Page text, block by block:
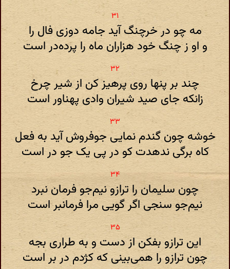
مه چو در خرچنگ آید جامه دوزی فال را
و او ز چنگ خود هزاران ماه را پرده‌در است
چند بر پنها روی پرهیز کن از شیر چرخ
زانکه جای صید شیران وادی پهناور است
خوشه چون گندم نمایی جوفروش آید به فعل
کاه برگی ندهدت کو در پی یک جو در است
چون سلیمان را ترازو نیم‌جو فرمان نبرد
نیم‌جو سنجی اگر گویی مرا فرمانبر است
این ترازو بفکن از دست و به طراری بجه
چون ترازو را همی‌بینی که کژدم در بر است